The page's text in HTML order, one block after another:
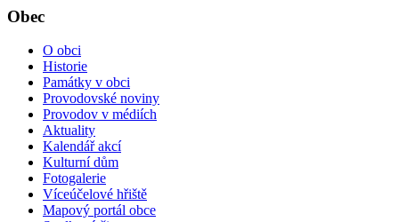
Obec
O obci
Historie
Památky v obci
Provodovské noviny
Provodov v médiích
Aktuality
Kalendář akcí
Kulturní dům
Fotogalerie
Víceúčelové hřiště
Mapový portál obce